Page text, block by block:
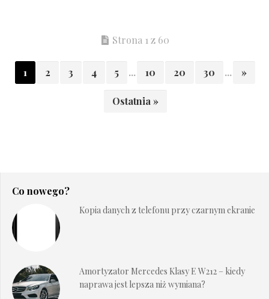
Strona 1 z 60
1 2 3 4 5 ... 10 20 30 ... »
Ostatnia »
Co nowego?
Kopia danych z telefonu przy czarnym ekranie
Amortyzator Mercedes Klasy E W212 – kiedy
naprawa jest lepsza niż wymiana?